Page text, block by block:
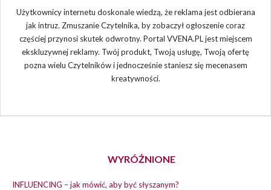
Użytkownicy internetu doskonale wiedzą, że reklama jest odbierana
jak intruz. Zmuszanie Czytelnika, by zobaczył ogłoszenie coraz
częściej przynosi skutek odwrotny. Portal VVENA.PL jest miejscem
ekskluzywnej reklamy. Twój produkt, Twoją usługę, Twoją ofertę
pozna wielu Czytelników i jednocześnie staniesz się mecenasem
kreatywności.
WYRÓŻNIONE
INFLUENCING – jak mówić, aby być słyszanym?